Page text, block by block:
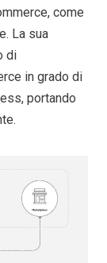
come
La sua
di
in grado di
portando